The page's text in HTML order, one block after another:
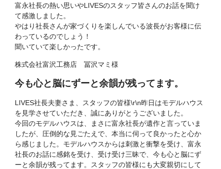
富永社長の熱い思いやLIVESのスタッフ皆さんのお話を聞け
て感激しました。
やはり社長さんが家づくりを楽しんでいる波長がお客様に伝
わっているのでしょう！
聞いていて楽しかったです。
株式会社富沢工務店 冨沢マミ様
今も心と脳にずーと余韻が残ってます。
LIVES社長夫妻さま、スタッフの皆様\r\n昨日はモデルハウス
を見学させていただき、誠にありがとうございました。
今回のモデルハウスは、まさに富永社長が遺作と言っていま
したが、圧倒的な見ごたえで、本当に伺って良かったと心か
ら感じました。モデルハウスからは刺激と衝撃を受け、富永
社長のお話に感銘を受け、受け受け三昧で、今も心と脳にず
ーと余韻が残ってます。スタッフの皆様にも大変親切にして